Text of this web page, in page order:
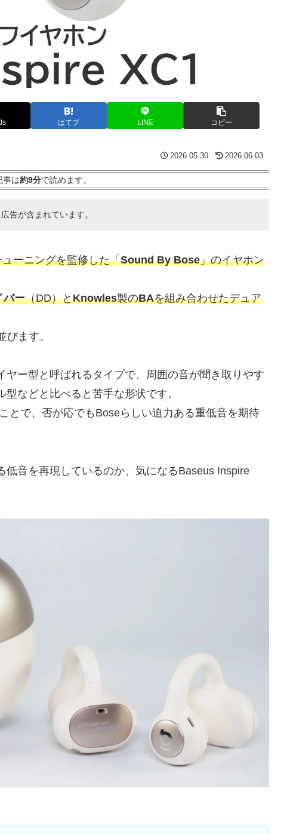
はてブ LINE コピー
2026.05.30 2026.06.03
事は約9分で読めます。
告が含まれています。
ーニングを監修した「Sound By Bose」のイヤホン
バー（DD）とKnowles製のBAを組み合わせたデュア
びます。
ー型と呼ばれるタイプで、周囲の音が聞き取りやす
などと比べると苦手な形状です。
とで、否が応でもBoseらしい迫力ある重低音を期待
低音を再現しているのか、気になるBaseus Inspire